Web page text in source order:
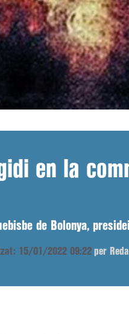
en la
de Bolonya,
15/01/2022 09:22 per